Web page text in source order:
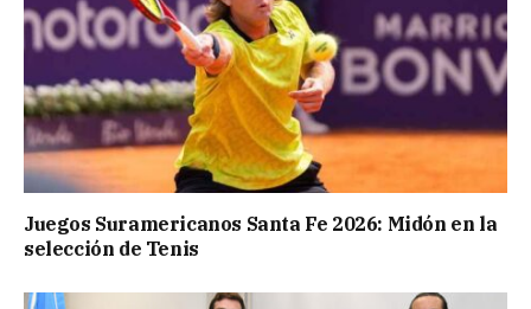
Juegos Suramericanos Santa Fe 2026: Midón en la
selección de Tenis